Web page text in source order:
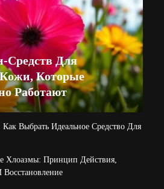
Средств Для
Которые
Работают
Выбрать Идеальное Средство Для
Хлоазмы: Принцип Действия,